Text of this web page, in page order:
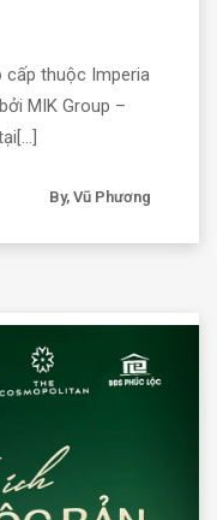
cấp thuộc Imperia
MIK Group –
By, Vũ Phương